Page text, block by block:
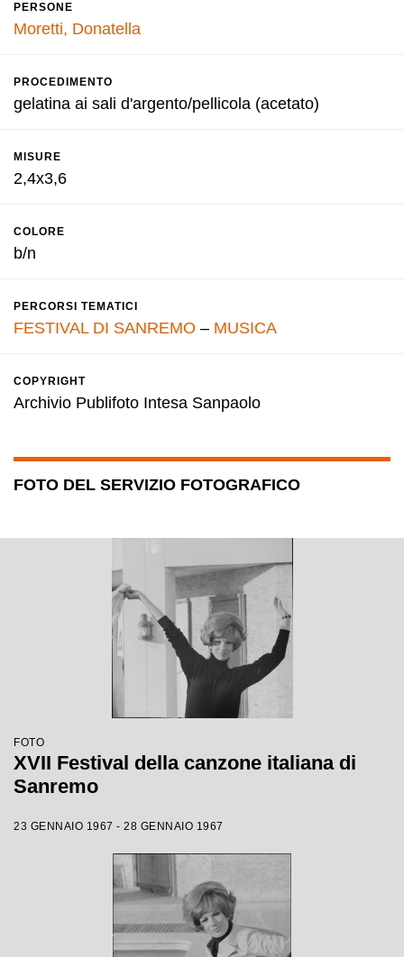
PERSONE
Moretti, Donatella
PROCEDIMENTO
gelatina ai sali d'argento/pellicola (acetato)
MISURE
2,4x3,6
COLORE
b/n
PERCORSI TEMATICI
FESTIVAL DI SANREMO – MUSICA
COPYRIGHT
Archivio Publifoto Intesa Sanpaolo
FOTO DEL SERVIZIO FOTOGRAFICO
FOTO
XVII Festival della canzone italiana di
Sanremo
23 GENNAIO 1967 - 28 GENNAIO 1967